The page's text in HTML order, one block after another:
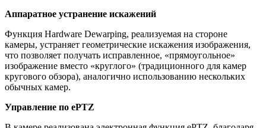
Аппаратное устранение искажений
Функция Hardware Dewarping, реализуемая на стороне
камеры, устраняет геометрические искажения изображения,
что позволяет получать исправленное, «прямоугольное»
изображение вместо «круглого» (традиционного для камер
кругового обзора), аналогично использованию нескольких
обычных камер.
Управление по ePTZ